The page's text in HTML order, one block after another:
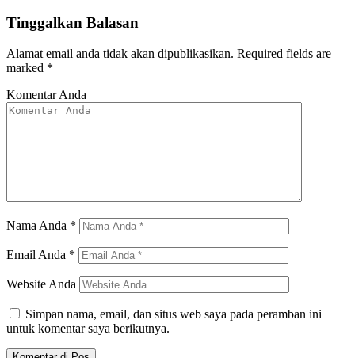
Tinggalkan Balasan
Alamat email anda tidak akan dipublikasikan. Required fields are
marked *
Komentar Anda
Nama Anda *
Email Anda *
Website Anda
Simpan nama, email, dan situs web saya pada peramban ini
untuk komentar saya berikutnya.